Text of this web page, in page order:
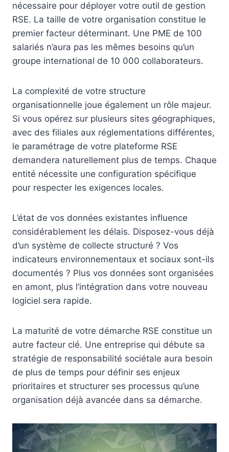
nécessaire pour déployer votre outil de gestion
RSE. La taille de votre organisation constitue le
premier facteur déterminant. Une PME de 100
salariés n’aura pas les mêmes besoins qu’un
groupe international de 10 000 collaborateurs.
La complexité de votre structure
organisationnelle joue également un rôle majeur.
Si vous opérez sur plusieurs sites géographiques,
avec des filiales aux réglementations différentes,
le paramétrage de votre plateforme RSE
demandera naturellement plus de temps. Chaque
entité nécessite une configuration spécifique
pour respecter les exigences locales.
L’état de vos données existantes influence
considérablement les délais. Disposez-vous déjà
d’un système de collecte structuré ? Vos
indicateurs environnementaux et sociaux sont-ils
documentés ? Plus vos données sont organisées
en amont, plus l’intégration dans votre nouveau
logiciel sera rapide.
La maturité de votre démarche RSE constitue un
autre facteur clé. Une entreprise qui débute sa
stratégie de responsabilité sociétale aura besoin
de plus de temps pour définir ses enjeux
prioritaires et structurer ses processus qu’une
organisation déjà avancée dans sa démarche.